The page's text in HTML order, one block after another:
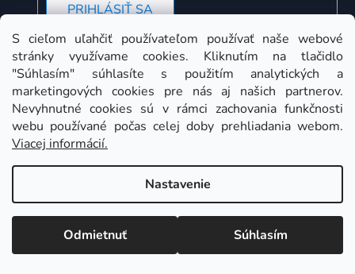
S cieľom uľahčiť používateľom používať naše webové
stránky využívame cookies. Kliknutím na tlačidlo
"Súhlasím" súhlasíte s použitím analytických a
marketingových cookies pre nás aj našich partnerov.
Nevyhnutné cookies sú v rámci zachovania funkčnosti
webu používané počas celej doby prehliadania webom.
Viacej informácií.
Nastavenie
Odmietnuť Súhlasím
PRIHLÁSIŤ SA
Instagram